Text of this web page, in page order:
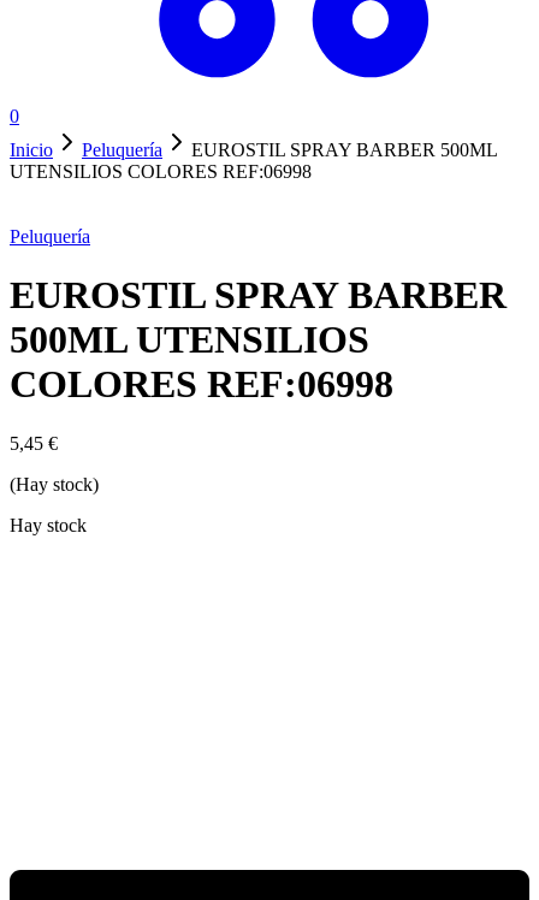
0
Inicio
Peluquería
EUROSTIL SPRAY BARBER 500ML
UTENSILIOS COLORES REF:06998
Peluquería
EUROSTIL SPRAY BARBER
500ML UTENSILIOS
COLORES REF:06998
5,45 €
(Hay stock)
Hay stock